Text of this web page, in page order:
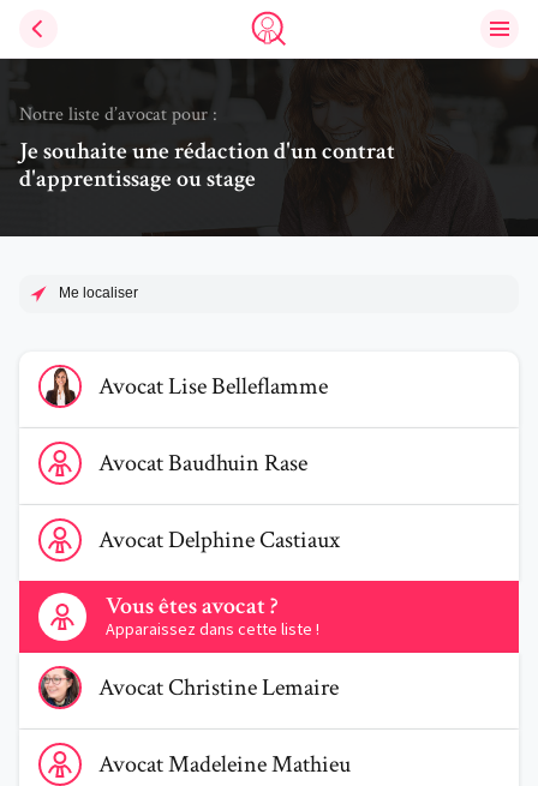
Trouve un avocat
Notre liste d’avocat pour :
Je souhaite une rédaction d'un contrat
d'apprentissage ou stage
Me localiser
Voir le profil de AvocatLise Belleflamme
AvocatLiseBelleflamme
Voir le profil de AvocatBaudhuin Rase
AvocatBaudhuinRase
Voir le profil de AvocatDelphine Castiaux
AvocatDelphineCastiaux
Vous êtes avocat ?
Apparaissez dans cette liste !
Contactez-nous
Voir le profil de AvocatChristine Lemaire
AvocatChristineLemaire
Voir le profil de AvocatMadeleine Mathieu
AvocatMadeleineMathieu